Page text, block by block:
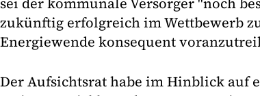
zukünftig erfolgreich im Wettbewerb
Energiewende konsequent
Der Aufsichtsrat habe im Hinblick auf